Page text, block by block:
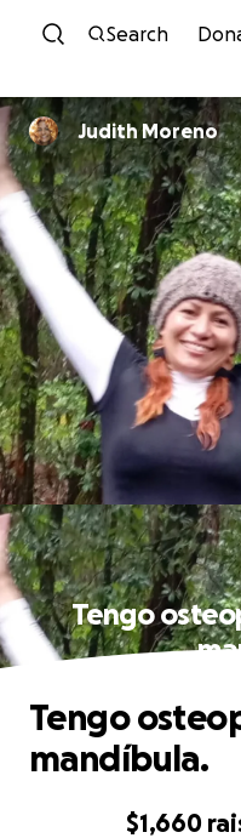
Search
Judith Moreno
Tengo
$1,660
Tengo
mandíbula.